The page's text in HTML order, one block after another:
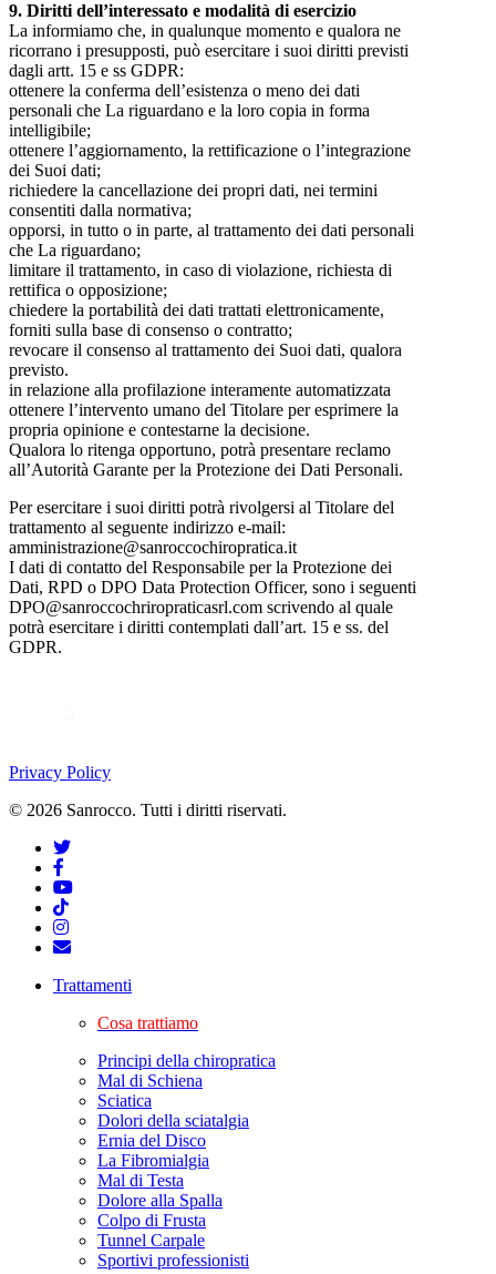
9. Diritti dell’interessato e modalità di esercizio
La informiamo che, in qualunque momento e qualora ne
ricorrano i presupposti, può esercitare i suoi diritti previsti
dagli artt. 15 e ss GDPR:
ottenere la conferma dell’esistenza o meno dei dati
personali che La riguardano e la loro copia in forma
intelligibile;
ottenere l’aggiornamento, la rettificazione o l’integrazione
dei Suoi dati;
richiedere la cancellazione dei propri dati, nei termini
consentiti dalla normativa;
opporsi, in tutto o in parte, al trattamento dei dati personali
che La riguardano;
limitare il trattamento, in caso di violazione, richiesta di
rettifica o opposizione;
chiedere la portabilità dei dati trattati elettronicamente,
forniti sulla base di consenso o contratto;
revocare il consenso al trattamento dei Suoi dati, qualora
previsto.
in relazione alla profilazione interamente automatizzata
ottenere l’intervento umano del Titolare per esprimere la
propria opinione e contestarne la decisione.
Qualora lo ritenga opportuno, potrà presentare reclamo
all’Autorità Garante per la Protezione dei Dati Personali.
Per esercitare i suoi diritti potrà rivolgersi al Titolare del
trattamento al seguente indirizzo e-mail:
amministrazione@sanroccochiropratica.it
I dati di contatto del Responsabile per la Protezione dei
Dati, RPD o DPO Data Protection Officer, sono i seguenti
DPO@sanroccochriropraticasrl.com scrivendo al quale
potrà esercitare i diritti contemplati dall’art. 15 e ss. del
GDPR.
Privacy Policy
© 2026 Sanrocco. Tutti i diritti riservati.
Trattamenti
Cosa trattiamo
Principi della chiropratica
Mal di Schiena
Sciatica
Dolori della sciatalgia
Ernia del Disco
La Fibromialgia
Mal di Testa
Dolore alla Spalla
Colpo di Frusta
Tunnel Carpale
Sportivi professionisti